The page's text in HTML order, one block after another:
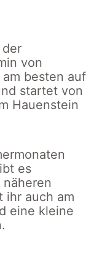
von
besten auf
startet von
Hauenstein
es
ihr auch am
eine kleine